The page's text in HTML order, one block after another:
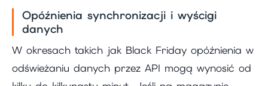
Opóźnienia synchronizacji i wyścigi
danych
W okresach takich jak Black Friday opóźnienia w
odświeżaniu danych przez API mogą wynosić od